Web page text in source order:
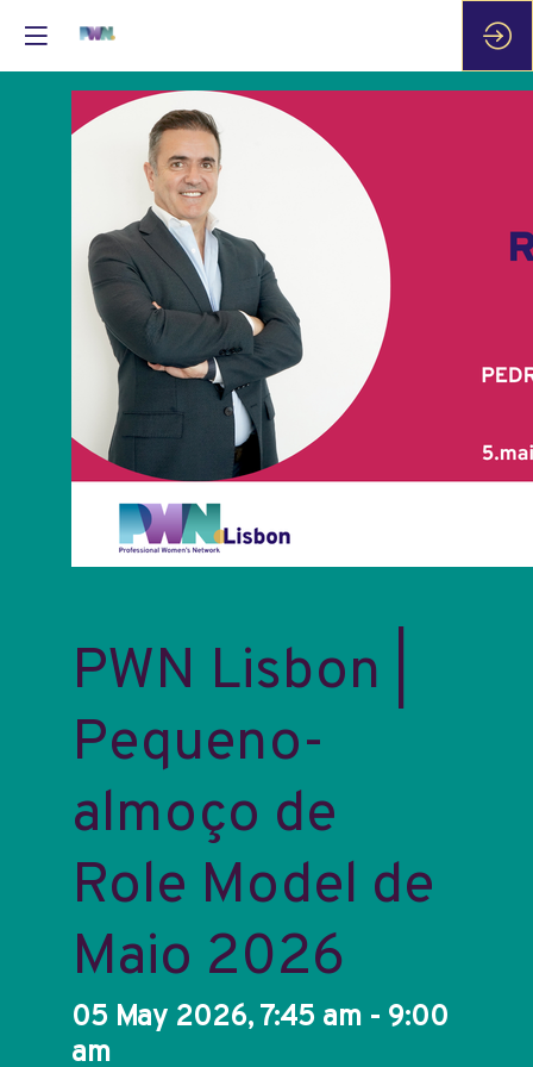
PWN Lisbon |
Pequeno-
almoço de
Role Model de
Maio 2026
05 May 2026, 7:45 am - 9:00
am